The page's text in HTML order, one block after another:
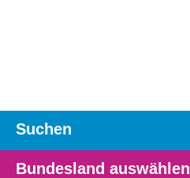
Suchen
Bundesland auswählen